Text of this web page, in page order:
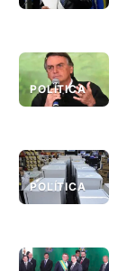
POLÍTICA
POLÍTICA